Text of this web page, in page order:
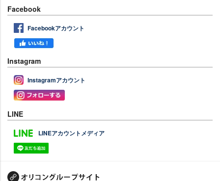
Facebook
Facebookアカウント
Instagram
Instagramアカウント
LINE
LINEアカウントメディア